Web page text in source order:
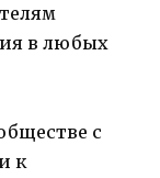
в любых
с
к